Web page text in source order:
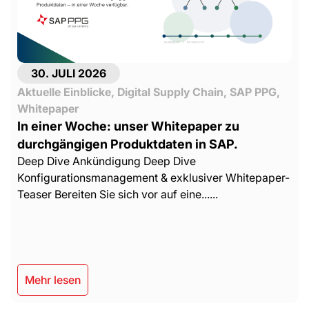
30. JULI 2026
Aktuelle Einblicke, Digital Supply Chain, SAP PPG,
Whitepaper
In einer Woche: unser Whitepaper zu
durchgängigen Produktdaten in SAP.
Deep Dive Ankündigung Deep Dive
Konfigurationsmanagement & exklusiver Whitepaper-
Teaser Bereiten Sie sich vor auf eine......
Mehr lesen